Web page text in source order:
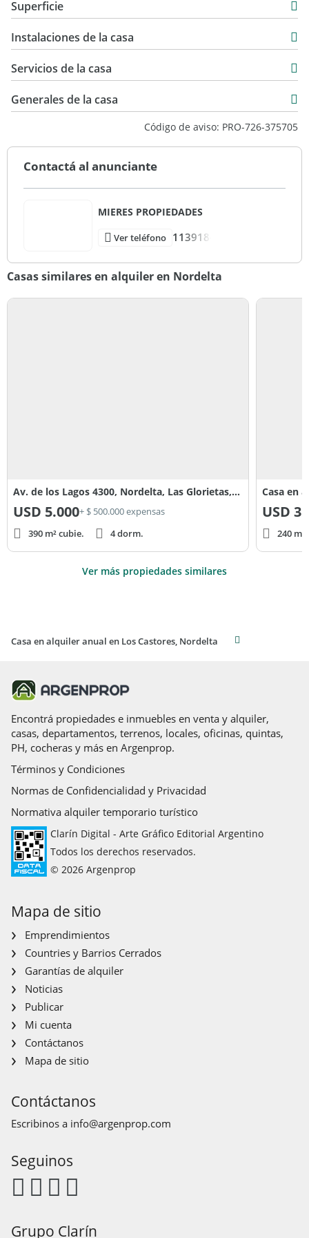
Alquiler
USD 4.900
Superficie
960 m2
250 m2
Instalaciones de la casa
Servicios de la casa
Generales de la casa
Código de aviso: PRO-726-375705
Contactá al anunciante
MIERES PROPIEDADES
Ver teléfono 113918-
Casas similares en alquiler en Nordelta
Av. de los Lagos 4300, Nordelta, Las Glorietas, Tigre, Provincia de Buenos Aires
USD 5.000+ $ 500.000 expensas
390 m² cubie.
4 dorm.
USD
240
Ver más propiedades similares
Casa en alquiler anual en Los Castores, Nordelta
Encontrá propiedades e inmuebles en venta y alquiler,
casas, departamentos, terrenos, locales, oficinas, quintas,
PH, cocheras y más en Argenprop.
Términos y Condiciones
Normas de Confidencialidad y Privacidad
Normativa alquiler temporario turístico
Clarín Digital - Arte Gráfico Editorial Argentino
Todos los derechos reservados.
© 2026 Argenprop
Mapa de sitio
Emprendimientos
Countries y Barrios Cerrados
Garantías de alquiler
Noticias
Publicar
Mi cuenta
Contáctanos
Mapa de sitio
Contáctanos
Escribinos a info@argenprop.com
Seguinos
Grupo Clarín